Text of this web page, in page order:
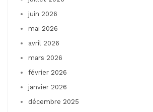
juin 2026
mai 2026
avril 2026
mars 2026
février 2026
janvier 2026
décembre 2025